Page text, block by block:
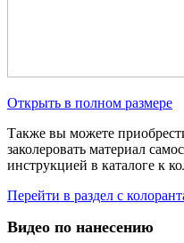
Открыть в полном размере
Также вы можете
заколеровать материал
инструкцией в каталоге к
Перейти в раздел с
Видео по нанесению